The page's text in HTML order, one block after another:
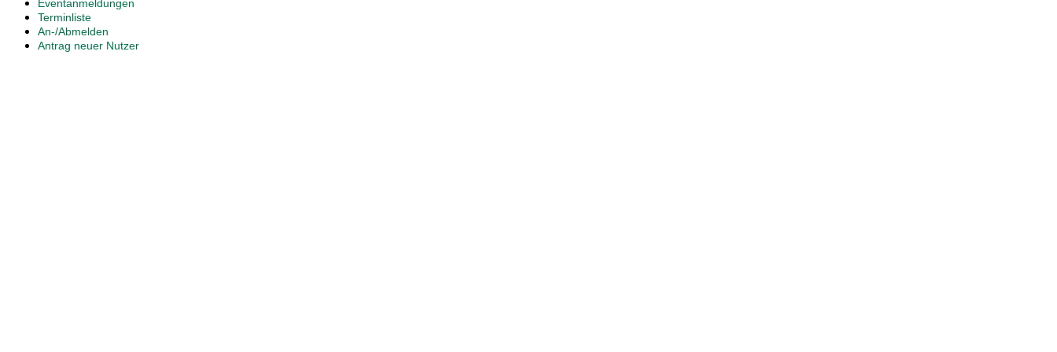
Eventanmeldungen
Terminliste
An-/Abmelden
Antrag neuer Nutzer